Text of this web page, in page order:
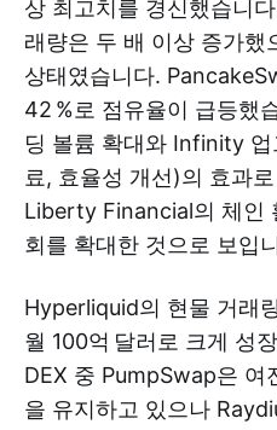
상 최고치를 경신했습니
래량은 두 배 이상 증가했
상태였습니다.
42 %로 점유율이 급등했
딩 볼륨 확대와 Infinity
료, 효율성 개선)의 효과
Liberty Financial의 체인
회를 확대한 것으로 보입
Hyperliquid의 현물 거래
월 100억 달러로 크게 성
DEX 중 PumpSwap은 여
을 유지하고 있으나